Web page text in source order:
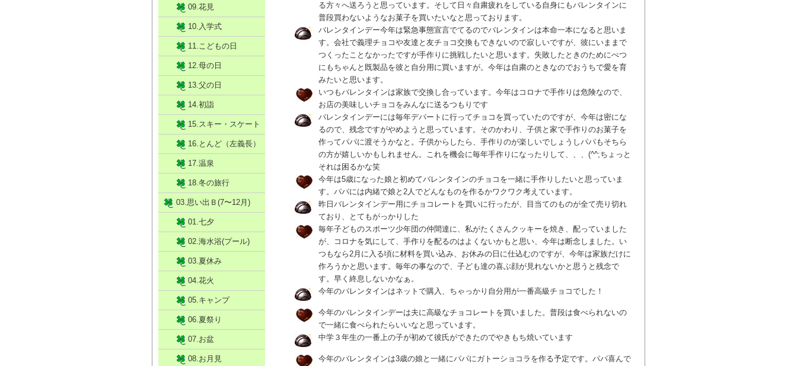
る方々へ送ろうと思っています。そして日々自粛疲れをしている自身にもバレンタインに
普段買わないようなお菓子を買いたいなと思っております。
バレンタインデー今年は緊急事態宣言でてるのでバレンタインは本命一本になると思いま
す。会社で義理チョコや友達と友チョコ交換もできないので寂しいですが、彼にいままで
つくったことなかったですが手作りに挑戦したいと思います。失敗したときのためにべつ
にもちゃんと既製品を彼と自分用に買いますが。今年は自粛のときなのでおうちで愛を育
みたいと思います。
いつもバレンタインは家族で交換し合っています。今年はコロナで手作りは危険なので、
お店の美味しいチョコをみんなに送るつもりです
バレンタインデーには毎年デパートに行ってチョコを買っていたのですが、今年は密にな
るので、残念ですがやめようと思っています。そのかわり、子供と家で手作りのお菓子を
作ってパパに渡そうかなと。子供からしたら、手作りのが楽しいでしょうしパパもそちら
の方が嬉しいかもしれません。これを機会に毎年手作りになったりして、、、(^^;ちょっと
それは困るかな笑
今年は5歳になった娘と初めてバレンタインのチョコを一緒に手作りしたいと思っていま
す。パパには内緒で娘と2人でどんなものを作るかワクワク考えています。
昨日バレンタインデー用にチョコレートを買いに行ったが、目当てのものが全て売り切れ
ており、とてもがっかりした
毎年子どものスポーツ少年団の仲間達に、私がたくさんクッキーを焼き、配っていました
が、コロナを気にして、手作りを配るのはよくないかもと思い、今年は断念しました。い
つもなら2月に入る頃に材料を買い込み、お休みの日に仕込むのですが、今年は家族だけに
作ろうかと思います。毎年の事なので、子ども達の喜ぶ顔が見れないかと思うと残念で
す。早く終息しないかなぁ。
今年のバレンタインはネットで購入、ちゃっかり自分用が一番高級チョコでした！
今年のバレンタインデーは夫に高級なチョコレートを買いました。普段は食べられないの
で一緒に食べられたらいいなと思っています。
中学３年生の一番上の子が初めて彼氏ができたのでやきもち焼いています
今年のバレンタインは3歳の娘と一緒にパパにガトーショコラを作る予定です。パパ喜んで
09.花見
10.入学式
11.こどもの日
12.母の日
13.父の日
14.初詣
15.スキー・スケート
16.とんど（左義長）
17.温泉
18.冬の旅行
03.思い出Ｂ(7〜12月)
01.七夕
02.海水浴(プール)
03.夏休み
04.花火
05.キャンプ
06.夏祭り
07.お盆
08.お月見